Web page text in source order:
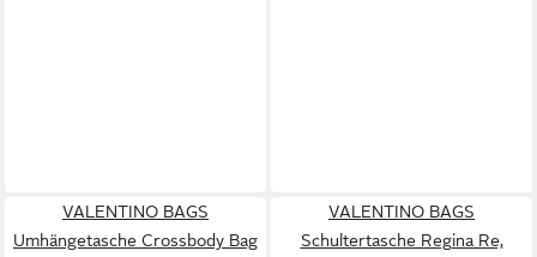
VALENTINO BAGS
Umhängetasche Crossbody Bag
VALENTINO BAGS
Schultertasche Regina Re,